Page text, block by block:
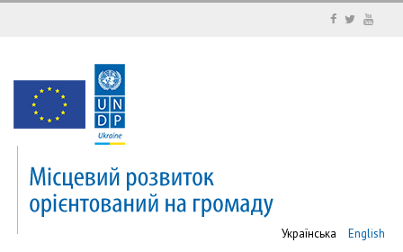
Українська English